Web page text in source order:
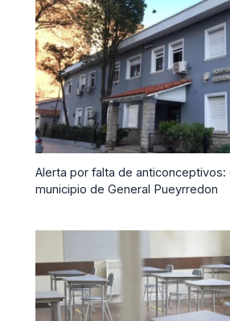
Alerta por falta de anticonceptivos:
municipio de General Pueyrredon